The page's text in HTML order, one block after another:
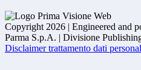
Copyright 2026 | Engineered and
Parma S.p.A. | Divisione
Disclaimer trattamento dati